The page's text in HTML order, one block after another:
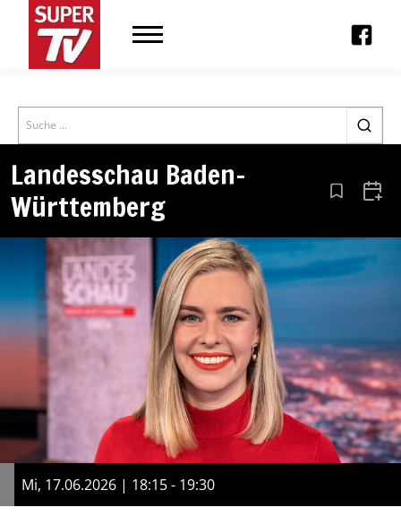
Search
Landesschau Baden-
Württemberg
Aus den
Mi, 17.06.2026 | 18:15 - 19:30